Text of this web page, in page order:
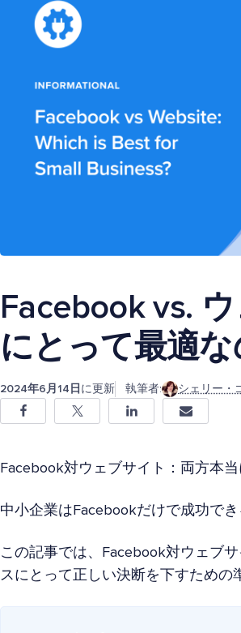
Facebook vs.
にとって最適
2024年6月14日 に更新 執筆者: シェリー・
Facebook対ウェブサイト：両方本
中小企業はFacebookだけで成功でき
この記事では、Facebook対ウェブ
スにとって正しい決断を下すための